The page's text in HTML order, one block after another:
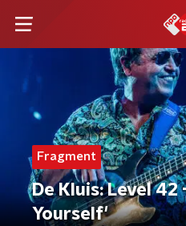
Fragment
De Kluis: Level 42
Yourself'